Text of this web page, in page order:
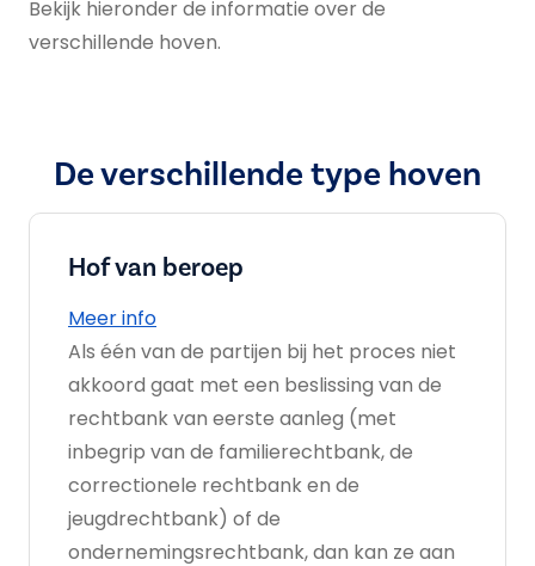
Bekijk hieronder de informatie over de
verschillende hoven.
De verschillende type hoven
Hof van beroep
Meer info
Als één van de partijen bij het proces niet
akkoord gaat met een beslissing van de
rechtbank van eerste aanleg (met
inbegrip van de familierechtbank, de
correctionele rechtbank en de
jeugdrechtbank) of de
ondernemingsrechtbank, dan kan ze aan